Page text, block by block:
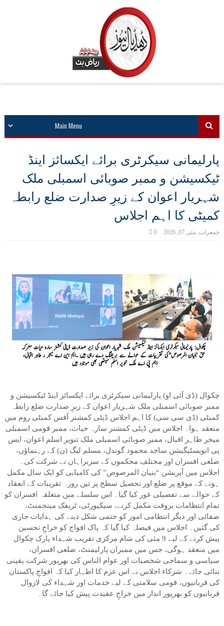
پارلیمانی سیکرٹری برائے ایکسائز اینڈ
ٹیکسیشن و ممبر صوبائی اسمبلی ملک
شہریار اعوان کے زیرِ صدارت ضلع رابطہ
کمیٹی کا اہم اجلاس
جمعرات, مئی 07, 2026 0
چکوال (ڈی آئی او) پارلیمانی سیکرٹری برائے ایکسائز اینڈ ٹیکسیشن و
ممبر صوبائی اسمبلی ملک شہریار اعوان کے زیرِ صدارت ضلع رابطہ
کمیٹی (ڈی سی سی) کا اہم اجلاس ڈپٹی کمشنر آفس کمیٹی روم میں
منعقد ہوا۔ اجلاس میں ڈپٹی کمشنر سارہ حیات، ممبر قومی اسمبلی
میجر طاہر اقبال، ممبر صوبائی اسمبلی ملک تنویر اسلم اعوان، ایس
پی انویسٹیگیشن ساجد محمود گوندل، مسلم لیگ (ن) کے رہنماؤں،
ضلعی افسران اور مختلف محکموں کے سربراہان نے شرکت کی۔
اجلاس میں آپریشن “بنیان المرصوص” کی کامیابی کو ایک سال مکمل
ہونے کے موقع پر ضلع اور تحصیل سطح پر تین روزہ تقریبات کے انعقاد
کے حوالے سے تفصیلی غور کیا گیا۔ اس سلسلے میں متعلقہ افسران کو
تمام انتظامات بروقت مکمل کرنے، سیکیورٹی، ٹریفک مینجمنٹ،
صفائی اور دیگر انتظامی امور کو حتمی شکل دینے کی ہدایات جاری
کی گئیں۔ اجلاس میں فیصلہ کیا گیا کہ پاک افواج کو خراجِ تحسین
پیش کرنے کے لیے 9 مئی کی شام مرکزی تقریب شہداء پارک چکوال
میں منعقد ہوگی، جس میں ممبران پارلیمنٹ، ضلعی افسران،
سیاسی و سماجی شخصیات اور عوام الناس کی بھرپور شرکت یقینی
بنائی جائے۔ شرکاء اجلاس نے اس عزم کا اظہار کیا کہ افواجِ پاکستان
کی قربانیوں، قومی سلامتی کے لیے خدمات اور شہداء کی لازوال
قربانیوں کو بھرپور انداز میں خراجِ عقیدت پیش کیا جائے گا۔